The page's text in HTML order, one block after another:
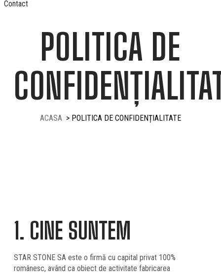
Contact
POLITICA DE
ACASA > POLITICA DE CONFIDENȚIALITATE
1. CINE SUNTEM
STAR STONE SA este o firmă cu capital privat 100%
românesc, având ca obiect de activitate fabricarea